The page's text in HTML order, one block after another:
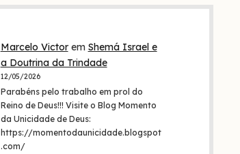
Marcelo Victorem Shemá Israel e
a Doutrina da Trindade
12/05/2026
Parabéns pelo trabalho em prol do
Reino de Deus!!! Visite o Blog Momento
da Unicidade de Deus:
https://momentodaunicidade.blogspot
.com/